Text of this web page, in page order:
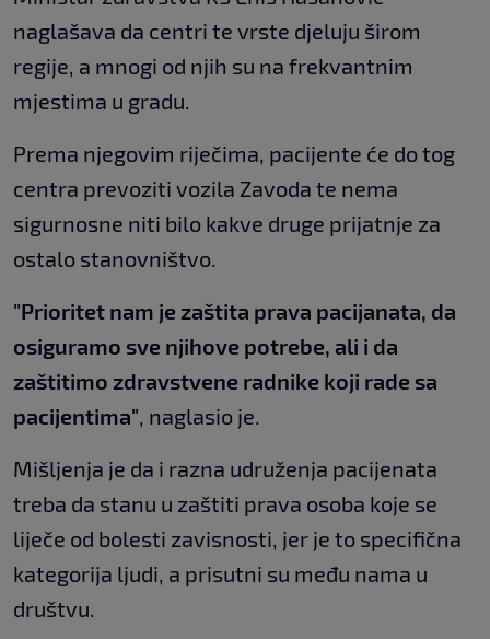
naglašava da centri te vrste djeluju širom
regije, a mnogi od njih su na frekvantnim
mjestima u gradu.
Prema njegovim riječima, pacijente će do tog
centra prevoziti vozila Zavoda te nema
sigurnosne niti bilo kakve druge prijatnje za
ostalo stanovništvo.
"Prioritet nam je zaštita prava pacijanata, da
osiguramo sve njihove potrebe, ali i da
zaštitimo zdravstvene radnike koji rade sa
pacijentima", naglasio je.
Mišljenja je da i razna udruženja pacijenata
treba da stanu u zaštiti prava osoba koje se
liječe od bolesti zavisnosti, jer je to specifična
kategorija ljudi, a prisutni su među nama u
društvu.